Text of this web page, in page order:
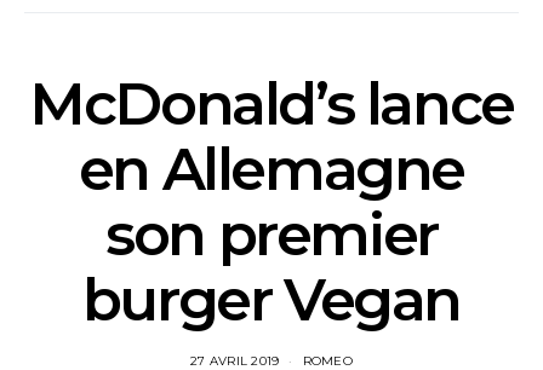
McDonald’s lance
en Allemagne
son premier
burger Vegan
27 AVRIL 2019 ROMEO